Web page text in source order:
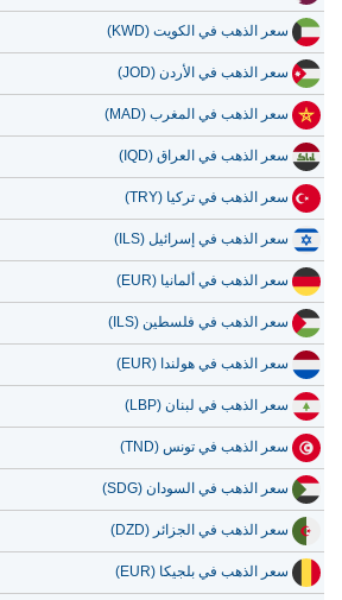
سعر الذهب في الكويت (KWD)
سعر الذهب في الأردن (JOD)
سعر الذهب في المغرب (MAD)
سعر الذهب في العراق (IQD)
سعر الذهب في تركيا (TRY)
سعر الذهب في إسرائيل (ILS)
سعر الذهب في ألمانيا (EUR)
سعر الذهب في فلسطين (ILS)
سعر الذهب في هولندا (EUR)
سعر الذهب في لبنان (LBP)
سعر الذهب في تونس (TND)
سعر الذهب في السودان (SDG)
سعر الذهب في الجزائر (DZD)
سعر الذهب في بلجيكا (EUR)